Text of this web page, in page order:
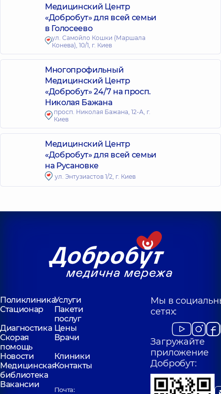
Медицинский Центр
«Добробут» для всей семьи
в Голосеево
ул. Самойло Кошки (Маршала
Конева), 10/1, г. Киев
Многопрофильный
Медицинский Центр
«Добробут» 24/7 на просп.
Николая Бажана
просп. Николая Бажана, 12-А, г.
Киев
Медицинский Центр
«Добробут» для всей семьи
на Русановке
ул. Энтузиастов 1/2, г. Киев
ПоликлиникаУслуги
Стационар
Пакети
послуг
Диагностика Цены
Скорая
помощь
Врачи
Новости
Клиники
Медицинская
библиотека
Контакты
Вакансии
Почта:
Мы в
сетях:
Загружайте
приложение
Добробут: